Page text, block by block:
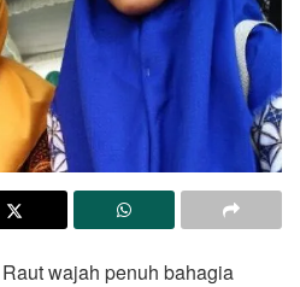
wajah penuh bahagia